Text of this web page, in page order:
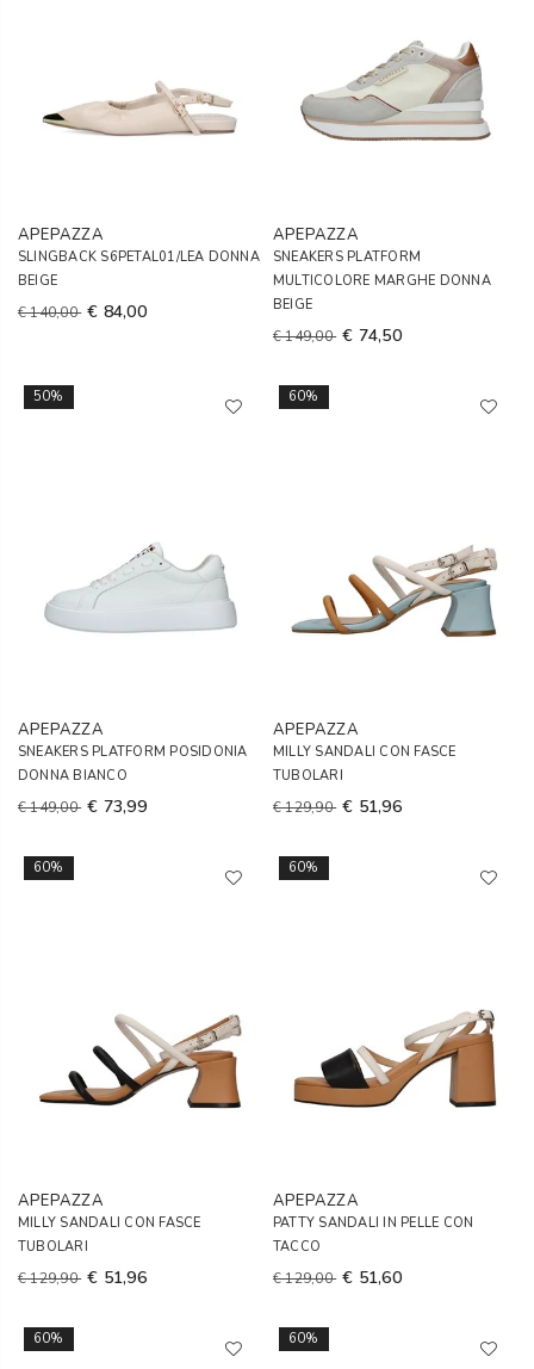
APEPAZZA
SLINGBACK S6PETAL01/LEA DONNA
BEIGE
€ 140,00 € 84,00
APEPAZZA
SNEAKERS PLATFORM
MULTICOLORE MARGHE DONNA
BEIGE
€ 149,00 € 74,50
50%
APEPAZZA
SNEAKERS PLATFORM POSIDONIA
DONNA BIANCO
€ 149,00 € 73,99
60%
APEPAZZA
MILLY SANDALI CON FASCE
TUBOLARI
€ 129,90 € 51,96
60%
APEPAZZA
MILLY SANDALI CON FASCE
TUBOLARI
€ 129,90 € 51,96
60%
APEPAZZA
PATTY SANDALI IN PELLE CON
TACCO
€ 129,00 € 51,60
60% 60%